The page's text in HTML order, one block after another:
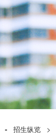
- 招生纵览 >